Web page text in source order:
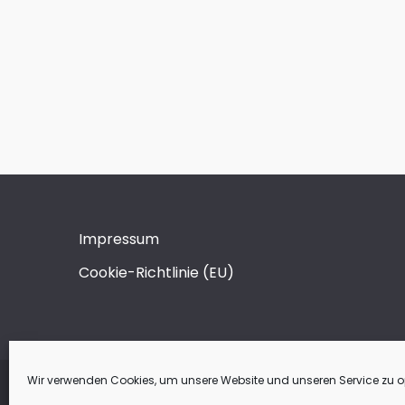
Wir verwenden Cookies, um unsere Website und unseren Service zu
Impressum
Cookie-Richtlinie (EU)